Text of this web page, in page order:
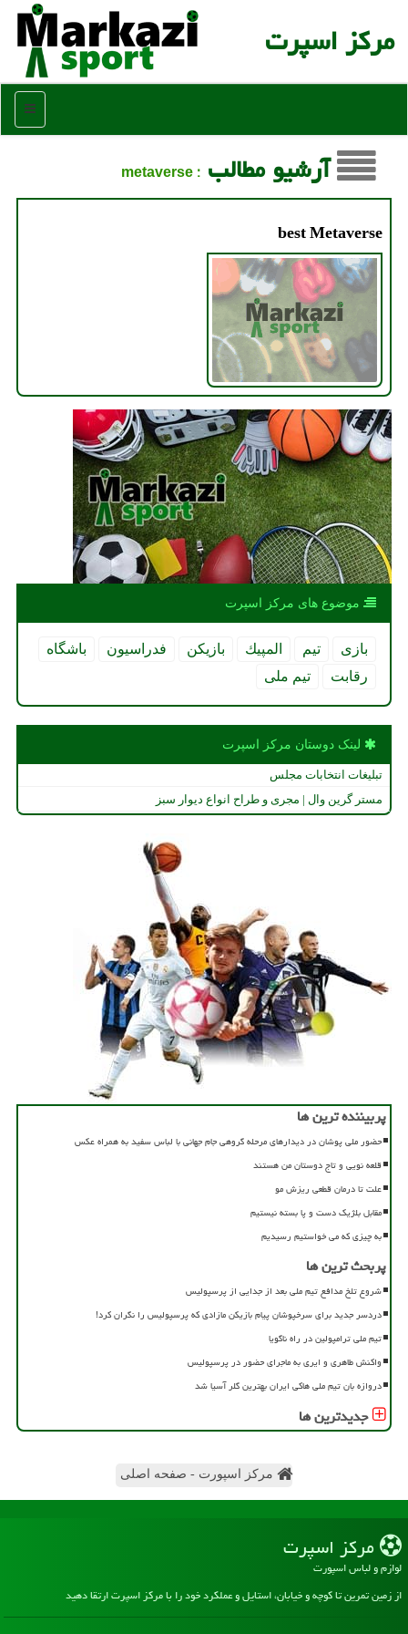
مركز اسپرت
منو
آرشیو مطالب : metaverse
best Metaverse
موضوع های مركز اسپرت
بازی تیم المپیك بازیكن فدراسیون
باشگاه
رقابت
تیم ملی
لینک دوستان مركز اسپرت
تبلیغات انتخابات مجلس
مستر گرین وال | مجری و طراح انواع دیوار سبز
پربیننده ترین ها
حضور ملی پوشان در دیدارهای مرحله گروهی جام جهانی با لباس سفید به همراه عکس
قلعه نویی و تاج دوستان من هستند
علت تا درمان قطعی ریزش مو
مقابل بلژیک دست و پا بسته نیستیم
به چیزی که می خواستیم رسیدیم
پربحث ترین ها
شروع تلخ مدافع تیم ملی بعد از جدایی از پرسپولیس
دردسر جدید برای سرخپوشان پیام بازیکن مازادی که پرسپولیس را نگران کرد!
تیم ملی ترامپولین در راه ناگویا
واکنش طاهری و ایری به ماجرای حضور در پرسپولیس
دروازه بان تیم ملی هاکی ایران بهترین گلر آسیا شد
جدیدترین ها
مرکز اسپورت - صفحه اصلی
مركز اسپرت
لوازم و لباس اسپورت
از زمین تمرین تا کوچه و خیابان، استایل و عملکرد خود را با مرکز اسپرت ارتقا دهید